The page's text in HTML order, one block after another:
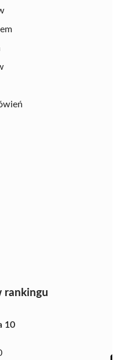
rankingu
10